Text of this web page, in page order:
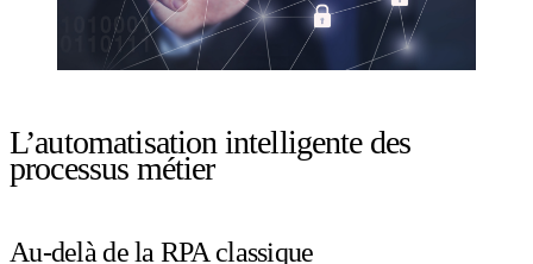
L’automatisation intelligente des
processus métier
Au-delà de la RPA classique